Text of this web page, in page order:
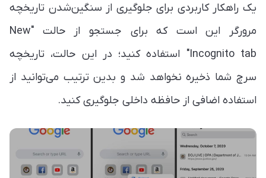
یک راهکار کاربردی برای جلوگیری از سنگین‌شدن تاریخچه
مرورگر این است که برای جستجو از حالت "New
Incognito tab" استفاده کنید؛ در این حالت، تاریخچه
سرچ شما ذخیره نخواهد شد و بدین ترتیب می‌توانید از
استفاده اضافی از حافظه داخلی جلوگیری کنید.